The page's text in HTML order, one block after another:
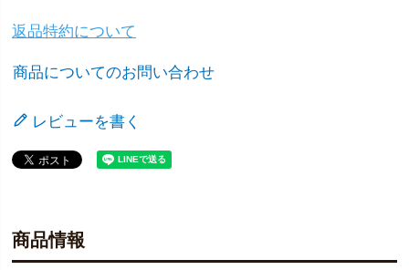
返品特約について
商品についてのお問い合わせ
レビューを書く
商品情報